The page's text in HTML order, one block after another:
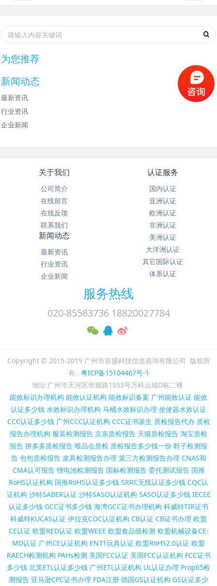
为您推荐
新闻动态
最新资讯
行业资讯
企业新闻
关于我们
公司简介
在线留言
在线反馈
联系我们
认证服务
国内认证
亚洲认证
欧洲认证
非洲认证
美洲认证
大洋洲认证
其它国际认证
体系认证
新闻动态
最新资讯
行业资讯
企业新闻
服务热线
020-85583736 18820027784
Copyright © 2015-2019 广州市容盛科技信息咨询有限公司 版权所
有. 粤ICP备15104467号-1
地址:广州市天河区华观路1933号万科云城D栋二楼
能效标识办理机构 能效认证机构 能效标识备案 广州能效认证 能效
认证多少钱 水效标识办理机构 马桶水效标识办理 坐便器水效认证
CCC认证多少钱 广州CCC认证机构 CCC证书派生 质检报告代办 质检
报告办理机构 服装检测报告 京东质检报告 天猫质检报告 淘宝质检
报告 拼多多质检报告 唯品会质检 质检报告多少钱一份 鞋子检测报
告 包包质检报告 皮具检测报告办理 第三方检测报告办理 CNAS和
CMA认可报告 锂电池检测报告 国标检测报告 委托测试报告 国推
RoHS认证机构 国推RoHS认证多少钱 SRRC无线认证多少钱 CQC认
证机构 沙特SABER认证 沙特SASO认证机构 SASO认证多少钱 IECEE
认证多少钱 GCC证书多少钱 海湾GCC证书办理机构 科威特TIR证书
科威特KUCAS认证 伊拉克COC认证机构 CB认证 CB证书办理 欧盟
CE认证 欧盟RED认证 欧盟WEEE 欧盟食品级检测 欧盟机械设备CE-
MD认证 广州CE认证机构 EN71玩具认证 欧盟RoHS2.0认证 欧盟
RAECH检测机构 PAHs检测 美国FCC认证 美国FCC认证机构 FCC证书
多少钱 北美ETL认证多少钱 广州ETL认证机构 UL认证办理 Prop65检
测报告 亚马逊CPC证书办理 FDA注册 德国GS认证机构 GS认证多少